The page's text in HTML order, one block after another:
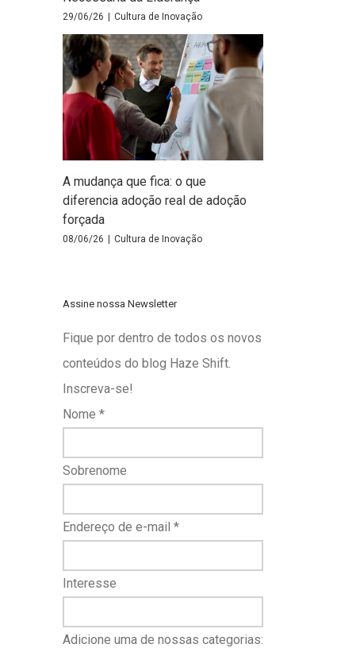
29/06/26 Cultura de Inovação
A mudança que fica: o que
diferencia adoção real de adoção
forçada
08/06/26 Cultura de Inovação
Assine nossa Newsletter
Fique por dentro de todos os novos
conteúdos do blog Haze Shift.
Inscreva-se!
Nome *
Sobrenome
Endereço de e-mail *
Interesse
Adicione uma de nossas categorias: